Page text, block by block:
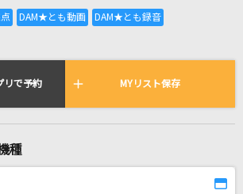
全国りれき
タイムで歌われている曲の一覧
VICTORY～トゥ・ザ・ヴィ
リで予約 MYリスト保存
種